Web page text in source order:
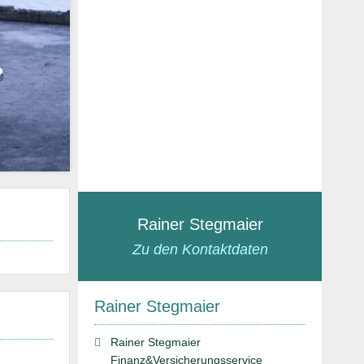
Rainer Stegmaier
Zu den Kontaktdaten
Rainer Stegmaier
Rainer Stegmaier
Finanz&Versicherungsservice